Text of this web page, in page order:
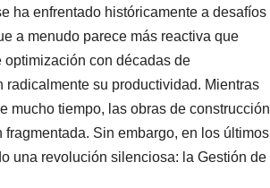
ha enfrentado históricamente a desafíos
a menudo parece más reactiva que
optimización con décadas de
su productividad. Mientras
mucho tiempo, las obras de construcción
Sin embargo, en los últimos
una revolución silenciosa: la Gestión de